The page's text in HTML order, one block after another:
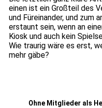
einen ist ein Großteil des
und Füreinander, und zum
erstaunt sein, wenn an
Kiosk und auch kein
Wie traurig wäre es erst,
mehr gäbe?
Ohne Mitglieder als